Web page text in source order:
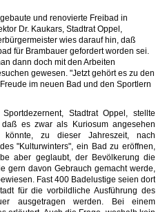
und renovierte Freibad in
Dr. Kaukars, Stadtrat Oppel,
wies darauf hin, daß
für Brambauer gefordert worden sei.
dann doch mit den Arbeiten
gewesen. "Jetzt gehört es zu den
im neuen Bad und den Sportlern
Sportdezernent, Stadtrat Oppel, stellte
daß es zwar als Kuriosum angesehen
könnte, zu dieser Jahreszeit, nach
"Kulturwinters", ein Bad zu eröffnen,
aber geglaubt, der Bevölkerung die
gern davon Gebrauch gemacht werde,
Fast 400 Badelustige seien dort
für die vorbildliche Ausführung des
ausgetragen werden. Bei einem